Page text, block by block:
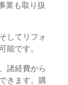
業も取り扱
してリフォ
能です。
諸経費から
きます。購